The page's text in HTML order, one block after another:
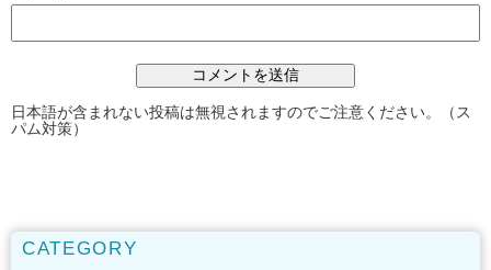
日本語が含まれない投稿は無視されますのでご注意ください。（ス
パム対策）
CATEGORY